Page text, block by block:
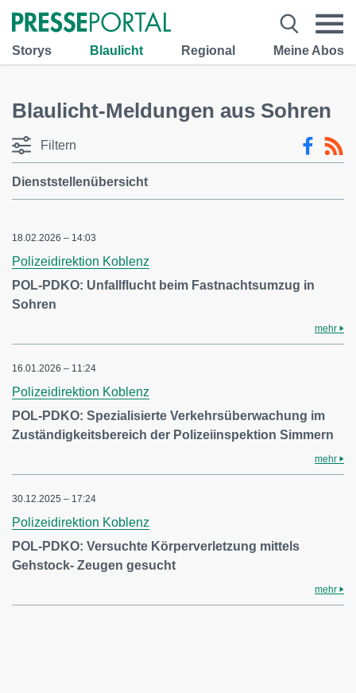
Storys Blaulicht Regional Meine Abos
Blaulicht-Meldungen aus Sohren
Filtern
Dienststellenübersicht
18.02.2026 – 14:03
Polizeidirektion Koblenz
POL-PDKO: Unfallflucht beim Fastnachtsumzug in
Sohren
mehr
16.01.2026 – 11:24
Polizeidirektion Koblenz
POL-PDKO: Spezialisierte Verkehrsüberwachung im
Zuständigkeitsbereich der Polizeiinspektion Simmern
mehr
30.12.2025 – 17:24
Polizeidirektion Koblenz
POL-PDKO: Versuchte Körperverletzung mittels
Gehstock- Zeugen gesucht
mehr